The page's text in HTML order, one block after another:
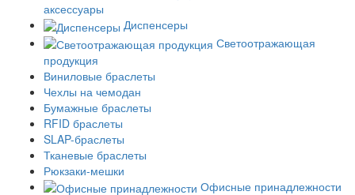
аксессуары
Диспенсеры
Светоотражающая
продукция
Виниловые браслеты
Чехлы на чемодан
Бумажные браслеты
RFID браслеты
SLAP-браслеты
Тканевые браслеты
Рюкзаки-мешки
Офисные принадлежности